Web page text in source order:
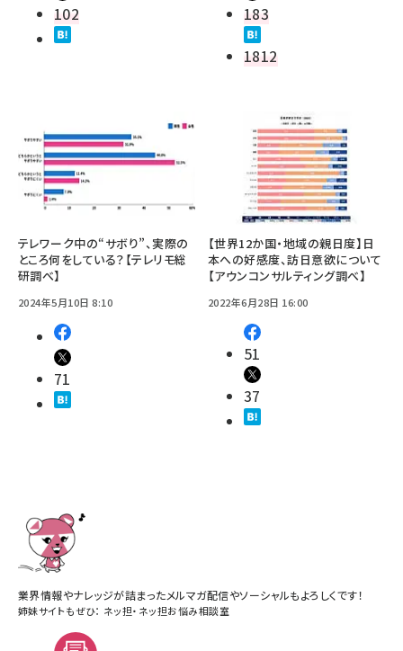
102
183
1812
テレワーク中の“サボり”、実際の
ところ何をしている？【テレリモ総
研調べ】
2024年5月10日 8:10
71
【世界12か国・地域の親日度】日
本への好感度、訪日意欲について
【アウンコンサルティング調べ】
2022年6月28日 16:00
51
37
業界情報やナレッジが詰まったメルマガ配信やソーシャルもよろしくです！
姉妹サイトもぜひ： ネッ担・ ネッ担お悩み相談室